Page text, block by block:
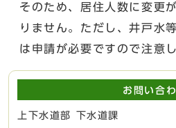
そのため、居住人数に変更
りません。ただし、井戸水
は申請が必要ですので注意
お問い合
上下水道部 下水道課